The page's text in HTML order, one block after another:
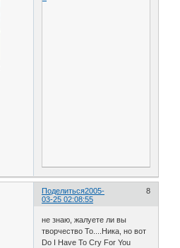
Поделиться 8
2005-
03-25 02:08:55
не знаю, жалуете ли вы
творчество То....Ника, но вот
Do I Have To Cry For You